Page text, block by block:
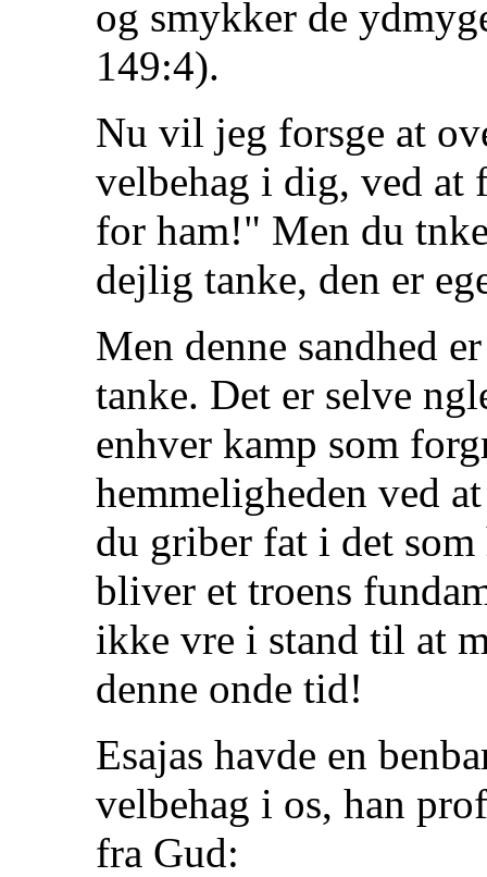
og smykker de
149:4).
Nu vil jeg forsge at
velbehag i dig, ved
for ham!" Men du
dejlig tanke, den er
Men denne sandhed
tanke. Det er selve
enhver kamp som
hemmeligheden ved
du griber fat i det
bliver et troens
ikke vre i stand til at
denne onde tid!
Esajas havde en
velbehag i os, han
fra Gud: